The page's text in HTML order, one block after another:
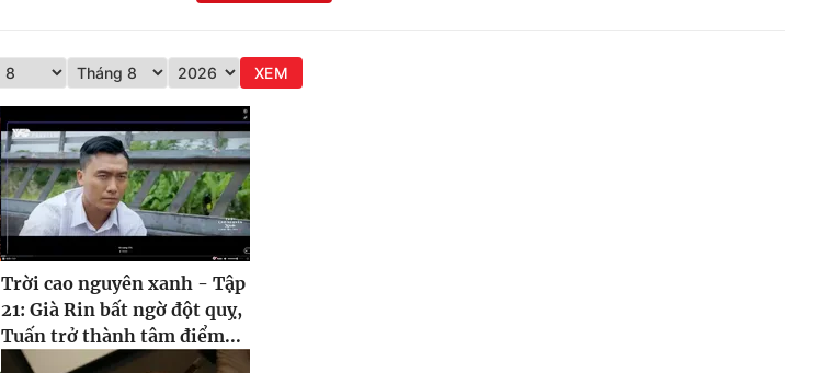
XEM
Trời cao nguyên xanh - Tập
21: Già Rin bất ngờ đột quỵ,
Tuấn trở thành tâm điểm...